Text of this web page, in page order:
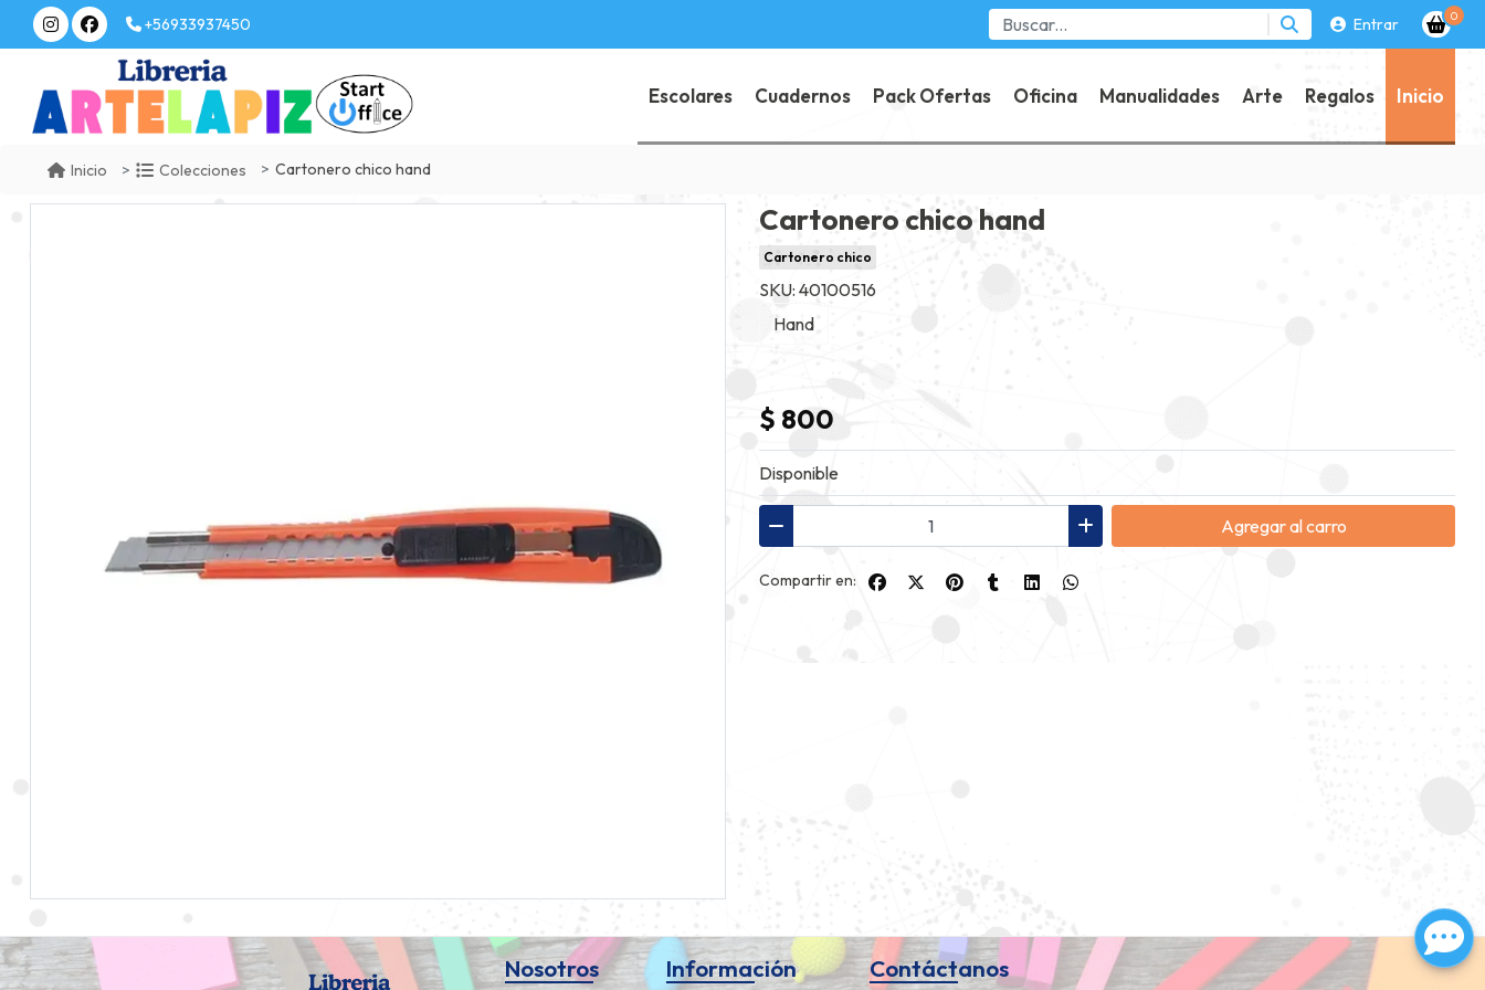
+56933937450 Entrar 0
Escolares Cuadernos Pack Ofertas Oficina Manualidades Arte Regalos Inicio
Inicio Colecciones Cartonero chico hand
Cartonero chico hand
Cartonero chico
SKU: 40100516
Hand
$ 800
Disponible
Agregaral carro
Compartir en:
Nosotros Información Contáctanos